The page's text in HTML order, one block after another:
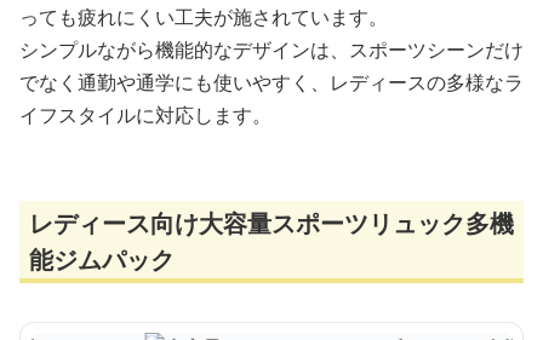
っても疲れにくい工夫が施されています。
シンプルながら機能的なデザインは、スポーツシーンだけ
でなく通勤や通学にも使いやすく、レディースの多様なラ
イフスタイルに対応します。
レディース向け大容量スポーツリュック多機
能ジムパック